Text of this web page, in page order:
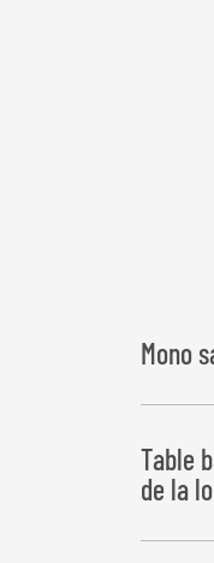
Mono
Table
de la